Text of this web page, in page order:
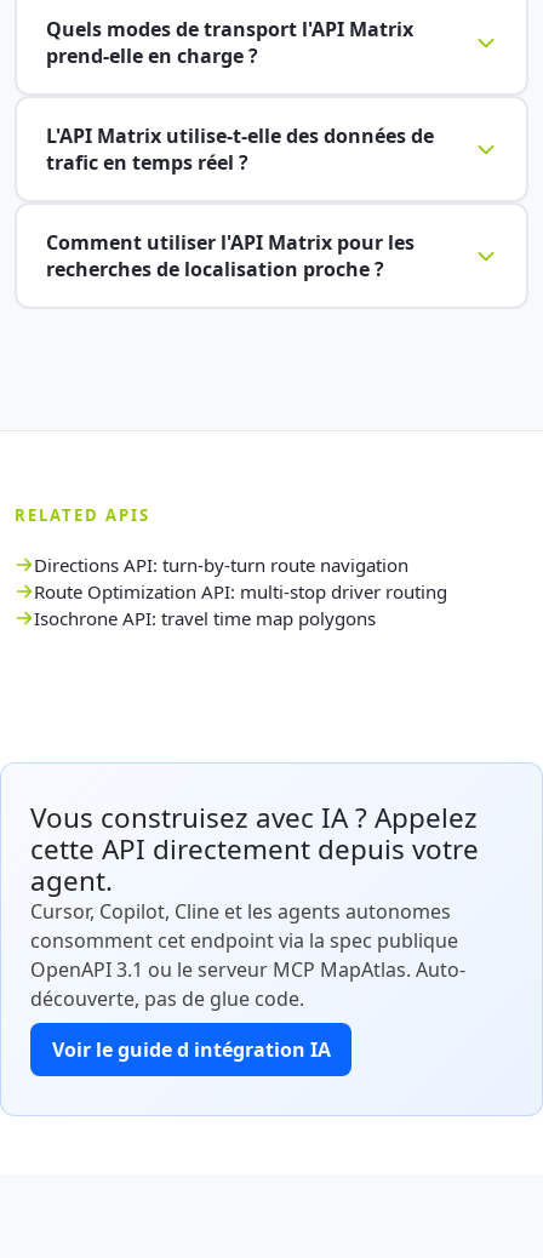
Quels modes de transport l'API Matrix
prend-elle en charge ?
L'API Matrix utilise-t-elle des données de
trafic en temps réel ?
Comment utiliser l'API Matrix pour les
recherches de localisation proche ?
RELATED APIS
Directions API: turn-by-turn route navigation
Route Optimization API: multi-stop driver routing
Isochrone API: travel time map polygons
Vous construisez avec IA ? Appelez
cette API directement depuis votre
agent.
Cursor, Copilot, Cline et les agents autonomes
consomment cet endpoint via la spec publique
OpenAPI 3.1 ou le serveur MCP MapAtlas. Auto-
découverte, pas de glue code.
Voir le guide d intégration IA